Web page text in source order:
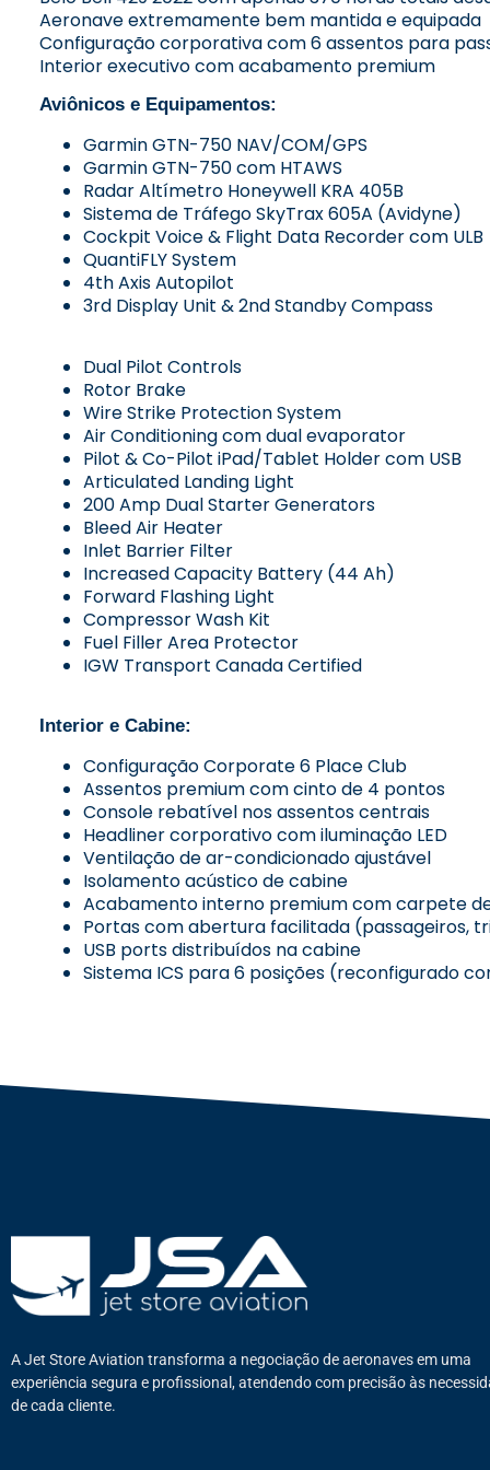
Aeronave extremamente bem mantida e equipada
Configuração corporativa com 6 assentos para
Interior executivo com acabamento premium
Aviônicos e Equipamentos:
Garmin GTN-750 NAV/COM/GPS
Garmin GTN-750 com HTAWS
Radar Altímetro Honeywell KRA 405B
Sistema de Tráfego SkyTrax 605A (Avidyne)
Cockpit Voice & Flight Data Recorder com ULB
QuantiFLY System
4th Axis Autopilot
3rd Display Unit & 2nd Standby Compass
Dual Pilot Controls
Rotor Brake
Wire Strike Protection System
Air Conditioning com dual evaporator
Pilot & Co-Pilot iPad/Tablet Holder com USB
Articulated Landing Light
200 Amp Dual Starter Generators
Bleed Air Heater
Inlet Barrier Filter
Increased Capacity Battery (44 Ah)
Forward Flashing Light
Compressor Wash Kit
Fuel Filler Area Protector
IGW Transport Canada Certified
Interior e Cabine:
Configuração Corporate 6 Place Club
Assentos premium com cinto de 4 pontos
Console rebatível nos assentos centrais
Headliner corporativo com iluminação LED
Ventilação de ar-condicionado ajustável
Isolamento acústico de cabine
Acabamento interno premium com carpete
Portas com abertura facilitada (passageiros,
USB ports distribuídos na cabine
Sistema ICS para 6 posições (reconfigurado
A Jet Store Aviation transforma a negociação de aeronaves em uma
experiência segura e profissional, atendendo com precisão às
de cada cliente.